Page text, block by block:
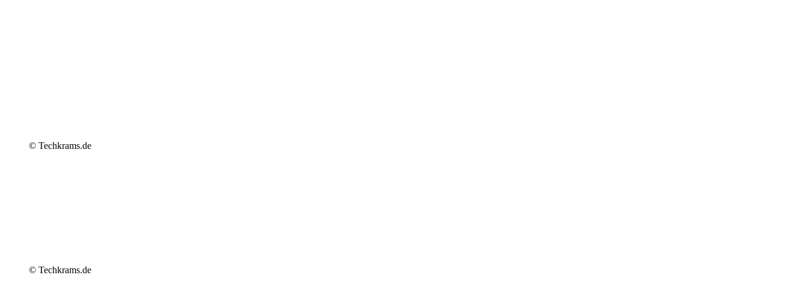
© Techkrams.de
© Techkrams.de